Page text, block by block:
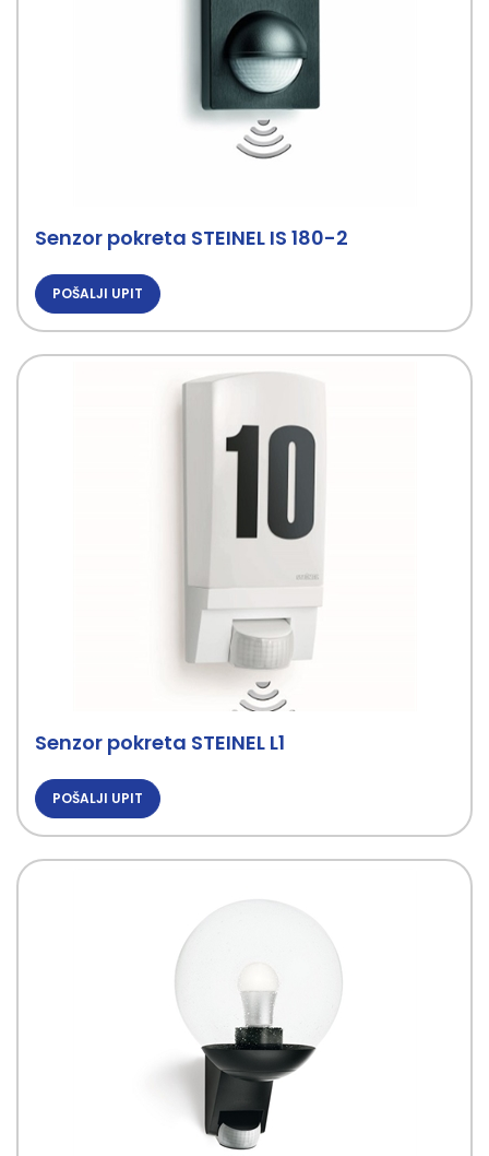
Senzor pokreta STEINEL IS 180-2
POŠALJI UPIT
Senzor pokreta STEINEL L1
POŠALJI UPIT